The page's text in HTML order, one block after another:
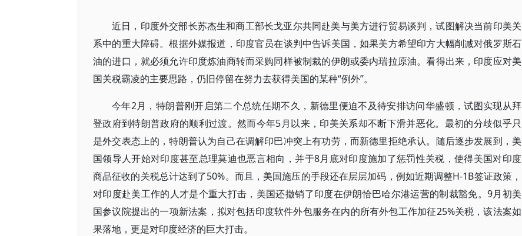
近日，印度外交部长苏杰生和商工部长戈亚尔共同赴美与美方进行贸易谈判，试图解决当前印美关
系中的重大障碍。根据外媒报道，印度官员在谈判中告诉美国，如果美方希望印方大幅削减对俄罗斯石
油的进口，就必须允许印度炼油商转而采购同样被制裁的伊朗或委内瑞拉原油。看得出来，印度应对美
国关税霸凌的主要思路，仍旧停留在努力去获得美国的某种“例外”。
今年2月，特朗普刚开启第二个总统任期不久，新德里便迫不及待安排访问华盛顿，试图实现从拜
登政府到特朗普政府的顺利过渡。然而今年5月以来，印美关系却不断下滑并恶化。最初的分歧似乎只
是外交表态上的，特朗普认为自己在调解印巴冲突上有功劳，而新德里拒绝承认。随后逐步发展到，美
国领导人开始对印度甚至总理莫迪也恶言相向，并于8月底对印度施加了惩罚性关税，使得美国对印度
商品征收的关税总计达到了50%。而且，美国施压的手段还在层层加码，例如近期调整H-1B签证政策，
对印度赴美工作的人才是个重大打击，美国还撤销了印度在伊朗恰巴哈尔港运营的制裁豁免。9月初美
国参议院提出的一项新法案，拟对包括印度软件外包服务在内的所有外包工作加征25%关税，该法案如
果落地，更是对印度经济的巨大打击。